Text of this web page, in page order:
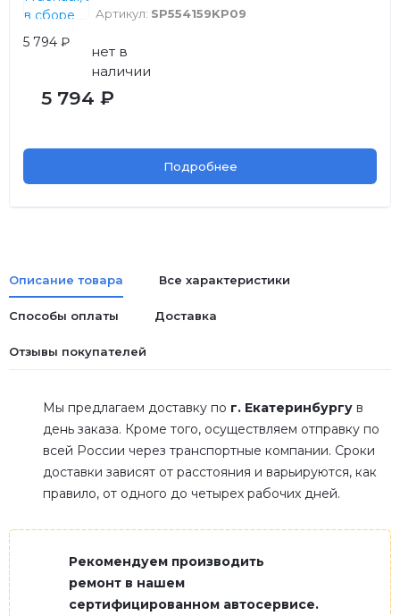
Артикул: SP554159KP09
5 794 ₽
нет в
наличии
5 794 ₽
Подробнее
Описание товара Все характеристики
Способы оплаты Доставка
Отзывы покупателей
Мы предлагаем доставку по г. Екатеринбургу в
день заказа. Кроме того, осуществляем отправку по
всей России через транспортные компании. Сроки
доставки зависят от расстояния и варьируются, как
правило, от одного до четырех рабочих дней.
Рекомендуем производить
ремонт в нашем
сертифицированном автосервисе.